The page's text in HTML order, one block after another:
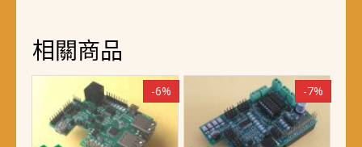
相關商品
-6% -7%